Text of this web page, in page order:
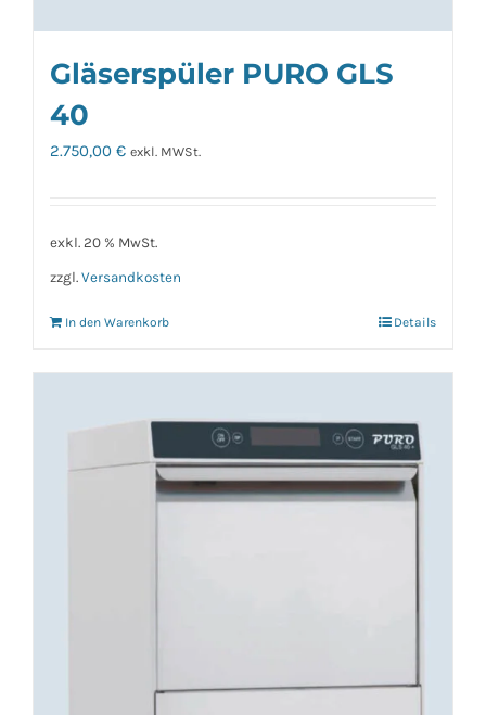
Gläserspüler PURO GLS
40
2.750,00 € exkl. MWSt.
exkl. 20 % MwSt.
zzgl. Versandkosten
In den Warenkorb Details